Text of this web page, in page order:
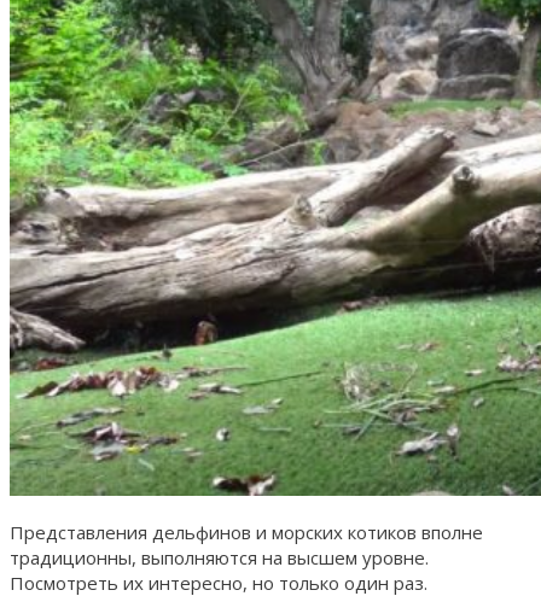
Представления дельфинов и морских котиков вполне
традиционны, выполняются на высшем уровне.
Посмотреть их интересно, но только один раз.